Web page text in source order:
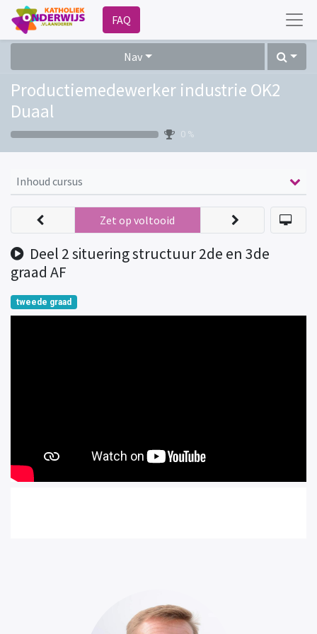
FAQ
Nav
Productiemedewerker industrie OK2
Duaal
0 %
Inhoud cursus
Deel 2 situering structuur 2de en 3de
graad AF
Zet op voltooid
tweede graad